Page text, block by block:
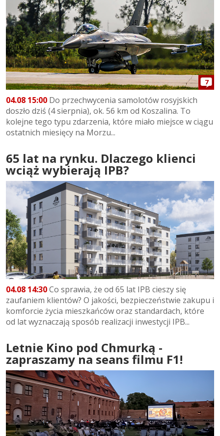
7
04.08 15:00 Do przechwycenia samolotów rosyjskich
doszło dziś (4 sierpnia), ok. 56 km od Koszalina. To
kolejne tego typu zdarzenia, które miało miejsce w ciągu
ostatnich miesięcy na Morzu...
65 lat na rynku. Dlaczego klienci
wciąż wybierają IPB?
04.08 14:30Co sprawia, że od 65 lat IPB cieszy się
zaufaniem klientów? O jakości, bezpieczeństwie zakupu i
komforcie życia mieszkańców oraz standardach, które
od lat wyznaczają sposób realizacji inwestycji IPB...
Letnie Kino pod Chmurką -
zapraszamy na seans filmu F1!